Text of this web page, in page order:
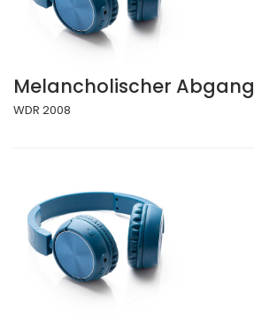
Melancholischer Abgang
WDR 2008